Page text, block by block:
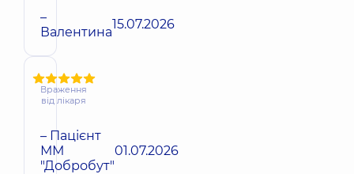
–
Валентина15.07.2026
Враження
від лікаря
– Пацієнт
ММ
"Добробут"
01.07.2026